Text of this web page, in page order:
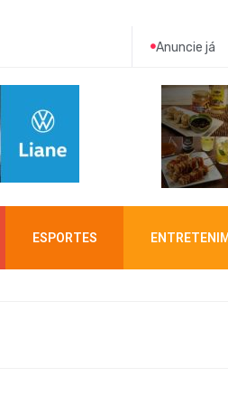
Anuncie já
ESPORTES